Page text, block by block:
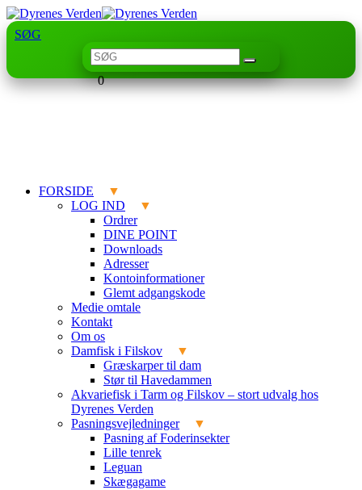
SØG
0
FORSIDE
LOG IND
Ordrer
DINE POINT
Downloads
Adresser
Kontoinformationer
Glemt adgangskode
Medie omtale
Kontakt
Om os
Damfisk i Filskov
Græskarper til dam
Stør til Havedammen
Akvariefisk i Tarm og Filskov – stort udvalg hos
Dyrenes Verden
Pasningsvejledninger
Pasning af Foderinsekter
Lille tenrek
Leguan
Skægagame